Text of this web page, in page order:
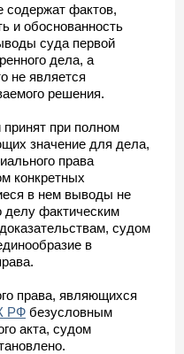
фактов,
и обоснованность
суда первой
дела, а
не является
решения.
при полном
значение для дела,
права
конкретных
в нем выводы не
делу фактическим
судом
в
права, являющихся
РФ безусловным
акта, судом